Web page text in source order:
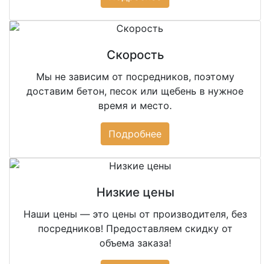
Скорость
Мы не зависим от посредников, поэтому
доставим бетон, песок или щебень в нужное
время и место.
Подробнее
Низкие цены
Наши цены — это цены от производителя, без
посредников! Предоставляем скидку от
объема заказа!